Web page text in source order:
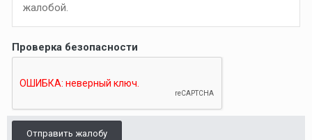
жалобой.
Проверка безопасности
Отправить жалобу